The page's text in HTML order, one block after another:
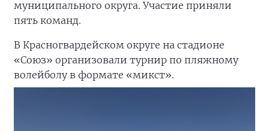
муниципального округа. Участие приняли
пять команд.
В Красногвардейском округе на стадионе
«Союз» организовали турнир по пляжному
волейболу в формате «микст».